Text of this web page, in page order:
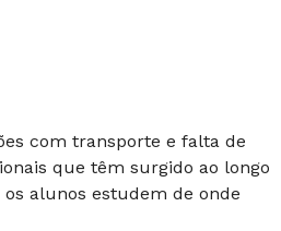
com transporte e falta de
que têm surgido ao longo
alunos estudem de onde